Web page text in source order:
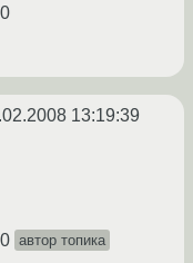
13:19:39
автор топика